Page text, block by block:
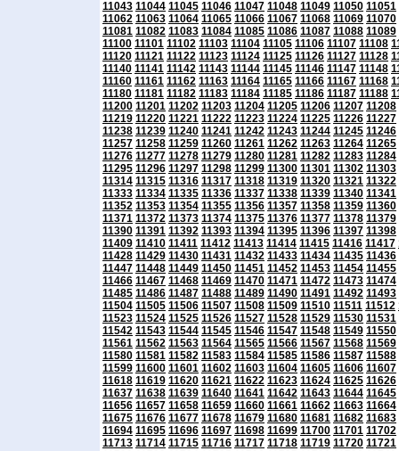
11043 11044 11045 11046 11047 11048 11049 11050 11051
11062 11063 11064 11065 11066 11067 11068 11069 11070
11081 11082 11083 11084 11085 11086 11087 11088 11089
11100 11101 11102 11103 11104 11105 11106 11107 11108
11120 11121 11122 11123 11124 11125 11126 11127 11128
11140 11141 11142 11143 11144 11145 11146 11147 11148
11160 11161 11162 11163 11164 11165 11166 11167 11168
11180 11181 11182 11183 11184 11185 11186 11187 11188
11200 11201 11202 11203 11204 11205 11206 11207 11208
11219 11220 11221 11222 11223 11224 11225 11226 11227
11238 11239 11240 11241 11242 11243 11244 11245 11246
11257 11258 11259 11260 11261 11262 11263 11264 11265
11276 11277 11278 11279 11280 11281 11282 11283 11284
11295 11296 11297 11298 11299 11300 11301 11302 11303
11314 11315 11316 11317 11318 11319 11320 11321 11322
11333 11334 11335 11336 11337 11338 11339 11340 11341
11352 11353 11354 11355 11356 11357 11358 11359 11360
11371 11372 11373 11374 11375 11376 11377 11378 11379
11390 11391 11392 11393 11394 11395 11396 11397 11398
11409 11410 11411 11412 11413 11414 11415 11416 11417
11428 11429 11430 11431 11432 11433 11434 11435 11436
11447 11448 11449 11450 11451 11452 11453 11454 11455
11466 11467 11468 11469 11470 11471 11472 11473 11474
11485 11486 11487 11488 11489 11490 11491 11492 11493
11504 11505 11506 11507 11508 11509 11510 11511 11512
11523 11524 11525 11526 11527 11528 11529 11530 11531
11542 11543 11544 11545 11546 11547 11548 11549 11550
11561 11562 11563 11564 11565 11566 11567 11568 11569
11580 11581 11582 11583 11584 11585 11586 11587 11588
11599 11600 11601 11602 11603 11604 11605 11606 11607
11618 11619 11620 11621 11622 11623 11624 11625 11626
11637 11638 11639 11640 11641 11642 11643 11644 11645
11656 11657 11658 11659 11660 11661 11662 11663 11664
11675 11676 11677 11678 11679 11680 11681 11682 11683
11694 11695 11696 11697 11698 11699 11700 11701 11702
11713 11714 11715 11716 11717 11718 11719 11720 11721